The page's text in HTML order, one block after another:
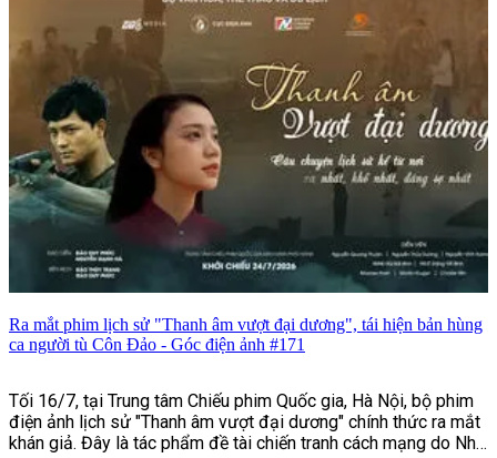
Ra mắt phim lịch sử "Thanh âm vượt đại dương", tái hiện bản hùng
ca người tù Côn Đảo - Góc điện ảnh #171
Tối 16/7, tại Trung tâm Chiếu phim Quốc gia, Hà Nội, bộ phim
điện ảnh lịch sử "Thanh âm vượt đại dương" chính thức ra mắt
khán giả. Đây là tác phẩm đề tài chiến tranh cách mạng do Nhà